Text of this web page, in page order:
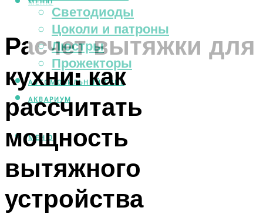
Светодиоды
Цоколи и патроны
Люстры
Прожекторы
АВТОМОБИЛЬНЫЙ СВЕТ
АКВАРИУМ
МЕНЮ
МЕНЮ
Расчет вытяжки для
кухни: как
рассчитать
мощность
вытяжного
устройства